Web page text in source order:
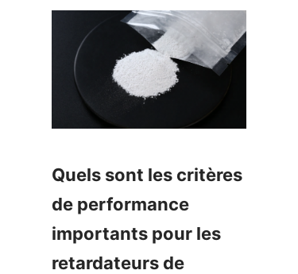
Quels sont les critères
de performance
importants pour les
retardateurs de